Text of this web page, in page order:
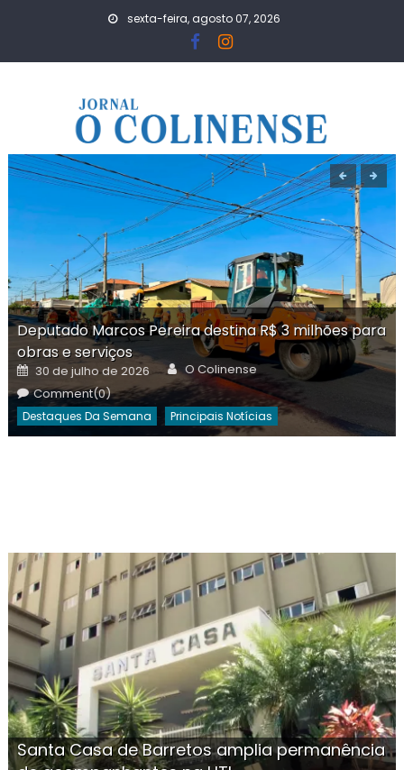
sexta-feira, agosto 07, 2026
Deputado Marcos Pereira destina R$ 3 milhões para
obras e serviços
Posted
on
30 de julho de 2026 Author
O Colinense
Comment(0)
Destaques Da Semana Principais Notícias
Santa Casa de Barretos amplia permanência